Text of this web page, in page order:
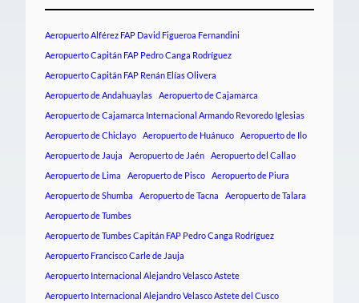
Aeropuerto Alférez FAP David Figueroa Fernandini
Aeropuerto Capitán FAP Pedro Canga Rodríguez
Aeropuerto Capitán FAP Renán Elías Olivera
Aeropuerto de Andahuaylas
Aeropuerto de Cajamarca
Aeropuerto de Cajamarca Internacional Armando Revoredo Iglesias
Aeropuerto de Chiclayo
Aeropuerto de Huánuco
Aeropuerto de Ilo
Aeropuerto de Jauja
Aeropuerto de Jaén
Aeropuerto del Callao
Aeropuerto de Lima
Aeropuerto de Pisco
Aeropuerto de Piura
Aeropuerto de Shumba
Aeropuerto de Tacna
Aeropuerto de Talara
Aeropuerto de Tumbes
Aeropuerto de Tumbes Capitán FAP Pedro Canga Rodríguez
Aeropuerto Francisco Carle de Jauja
Aeropuerto Internacional Alejandro Velasco Astete
Aeropuerto Internacional Alejandro Velasco Astete del Cusco